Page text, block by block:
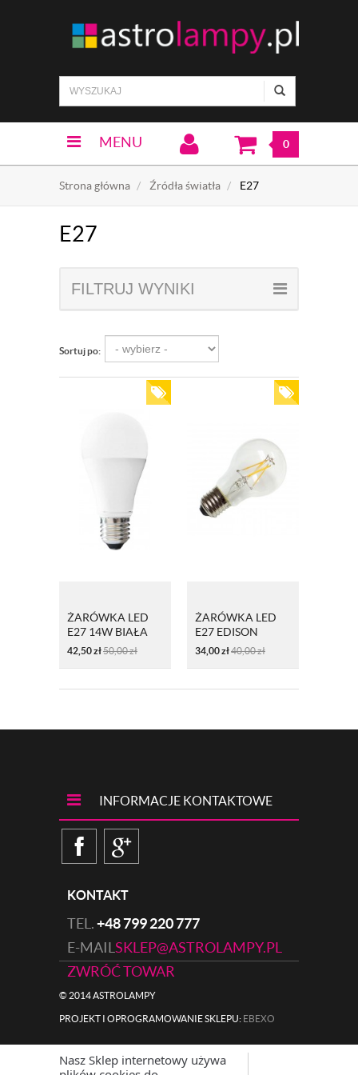
MENU 0
Strona główna Źródła światła E27
E27
FILTRUJ WYNIKI
Sortuj po:
ŻARÓWKA LED
E27 14W BIAŁA
CIEPŁA
42,50zł50,00zł
ŻARÓWKA LED
E27 EDISON
RETRO STYLE
34,00zł40,00zł
INFORMACJE KONTAKTOWE
KONTAKT
TEL.+48 799 220 777
E-MAILSKLEP@ASTROLAMPY.PL
ZWRÓĆ TOWAR
© 2014 ASTROLAMPY
|
PROJEKT I OPROGRAMOWANIE SKLEPU: EBEXO
Nasz Sklep internetowy używa